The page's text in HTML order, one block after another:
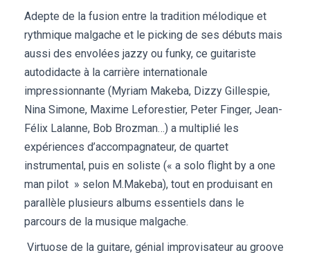
Adepte de la fusion entre la tradition mélodique et
rythmique malgache et le picking de ses débuts mais
aussi des envolées jazzy ou funky, ce guitariste
autodidacte à la carrière internationale
impressionnante (Myriam Makeba, Dizzy Gillespie,
Nina Simone, Maxime Leforestier, Peter Finger, Jean-
Félix Lalanne, Bob Brozman…) a multiplié les
expériences d’accompagnateur, de quartet
instrumental, puis en soliste (« a solo flight by a one
man pilot » selon M.Makeba), tout en produisant en
parallèle plusieurs albums essentiels dans le
parcours de la musique malgache.
Virtuose de la guitare, génial improvisateur au groove